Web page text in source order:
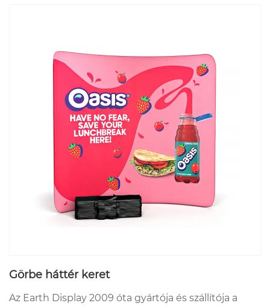
Görbe háttér keret
Az Earth Display 2009 óta gyártója és szállítója a